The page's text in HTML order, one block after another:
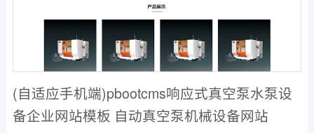
(自适应手机端)pbootcms响应式真空泵水泵设
备企业网站模板 自动真空泵机械设备网站